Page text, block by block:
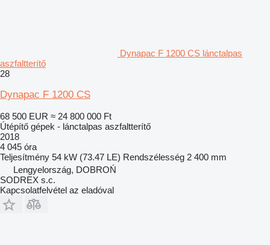
Dynapac F 1200 CS lánctalpas
aszfaltterítő
28
Dynapac F 1200 CS
68 500 EUR ≈ 24 800 000 Ft
Útépítő gépek - lánctalpas aszfaltterítő
2018
4 045 óra
Teljesítmény 54 kW (73.47 LE) Rendszélesség 2 400 mm
Lengyelország, DOBROŃ
SODREX s.c.
Kapcsolatfelvétel az eladóval